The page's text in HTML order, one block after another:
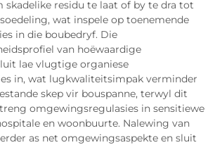
skadelike residu te laat of by te dra tot
wat inspele op toenemende
in die boubedryf. Die
van hoëwaardige
lae vlugtige organiese
in, wat lugkwaliteitsimpak verminder
skep vir bouspanne, terwyl dit
omgewingsregulasies in sensitiewe
en woonbuurte. Nalewing van
as net omgewingsaspekte en sluit